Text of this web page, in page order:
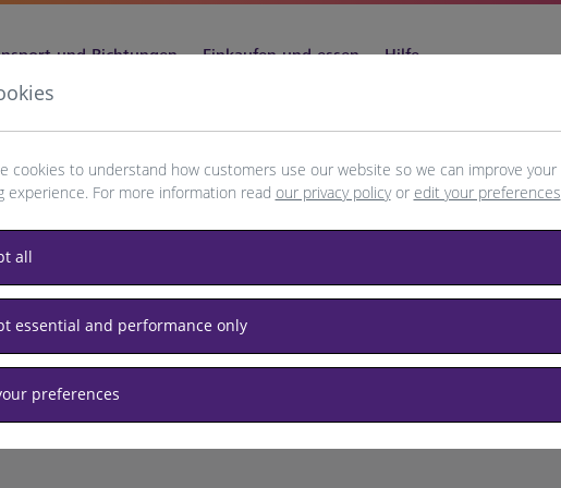
und Richtungen Einkaufen und essen Hilfe
cookies to understand how customers use our website so we can improve your
experience. For more information read our privacy policyor edit your preferences
all
essential and performance only
preferences